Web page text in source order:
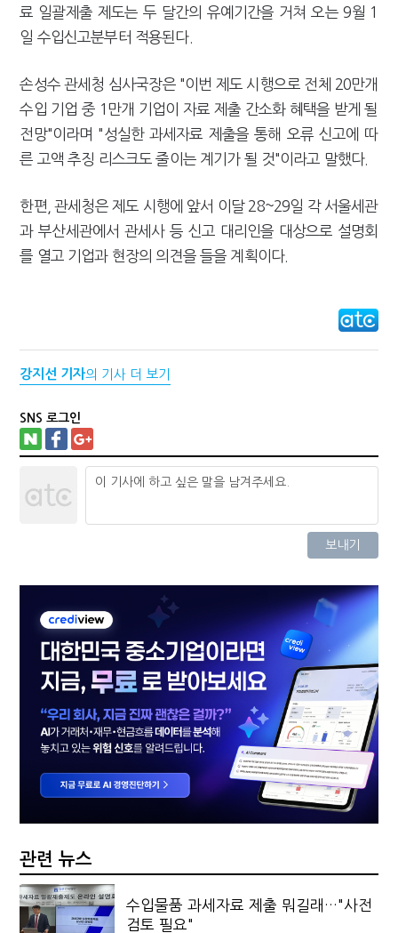
료 일괄제출 제도는 두 달간의 유예기간을 거쳐 오는 9월 1
일 수입신고분부터 적용된다.
손성수 관세청 심사국장은 "이번 제도 시행으로 전체 20만개
수입 기업 중 1만개 기업이 자료 제출 간소화 혜택을 받게 될
전망"이라며 "성실한 과세자료 제출을 통해 오류 신고에 따
른 고액 추징 리스크도 줄이는 계기가 될 것"이라고 말했다.
한편, 관세청은 제도 시행에 앞서 이달 28~29일 각 서울세관
과 부산세관에서 관세사 등 신고 대리인을 대상으로 설명회
를 열고 기업과 현장의 의견을 들을 계획이다.
강지선 기자의 기사 더 보기
SNS 로그인
관련 뉴스
수입물품 과세자료 제출 뭐길래…"사전
검토 필요"